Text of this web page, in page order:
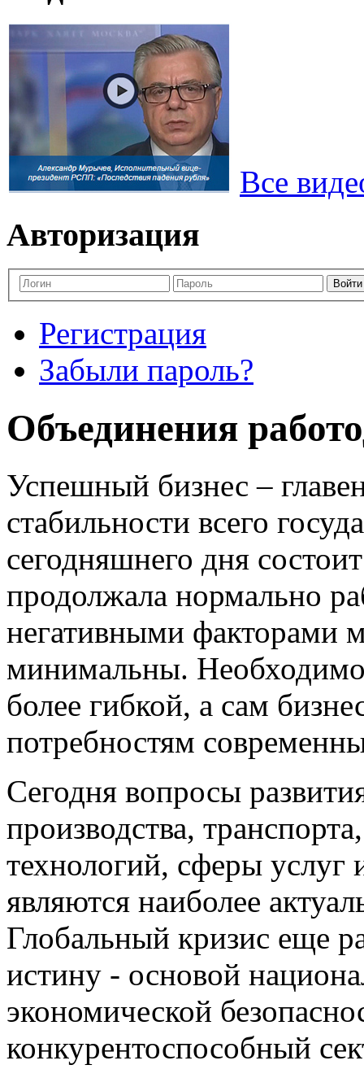
Все
Авторизация
Регистрация
Забыли пароль?
Объединения
Успешный бизнес –
стабильности всего
сегодняшнего дня
продолжала нормально
негативными факторами
минимальны. Необходимо
более гибкой, а сам
потребностям
Сегодня вопросы
производства,
технологий, сферы услуг
являются наиболее
Глобальный кризис еще
истину - основой
экономической
конкурентоспособный